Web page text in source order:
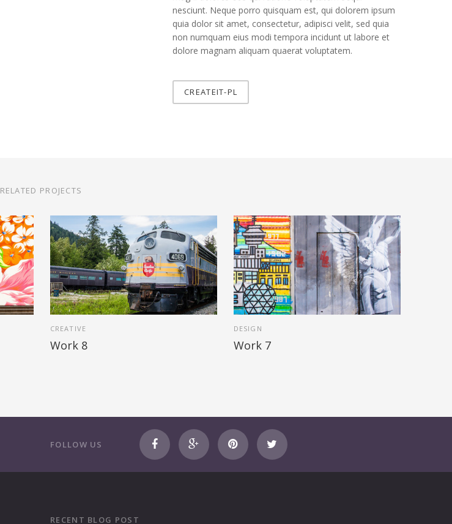
nesciunt. Neque porro quisquam est, qui dolorem ipsum
quia dolor sit amet, consectetur, adipisci velit, sed quia
non numquam eius modi tempora incidunt ut labore et
dolore magnam aliquam quaerat voluptatem.
CREATEIT-PL
RELATED PROJECTS
CREATIVE
Work 8
DESIGN
Work 7
FOLLOW US
RECENT BLOG POST